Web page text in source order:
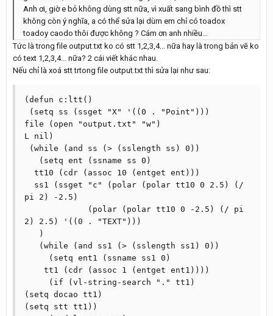
Anh ơi, giờ e bỏ không dùng stt nữa, vì xuất sang bình đồ thì stt
không còn ý nghĩa, a có thể sửa lại dùm em chỉ có toadox
toadoy caodo thôi được không ? Cám ơn anh nhiều...
Tức là trong file output.txt ko có stt 1,2,3,4... nữa hay là trong bản vẽ ko
có text 1,2,3,4... nữa? 2 cái viết khác nhau.
Nếu chỉ là xoá stt trtong file output.txt thì sửa lại như sau:
(defun c:ltt()
file (open "output.txt" "w")
L nil)
pi 2) -2.5)
2) 2.5) '((0 . "TEXT")))
(setq docao tt1)
(setq stt tt1))